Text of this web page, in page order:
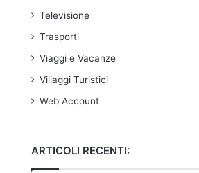
Televisione
Trasporti
Viaggi e Vacanze
Villaggi Turistici
Web Account
ARTICOLI RECENTI: